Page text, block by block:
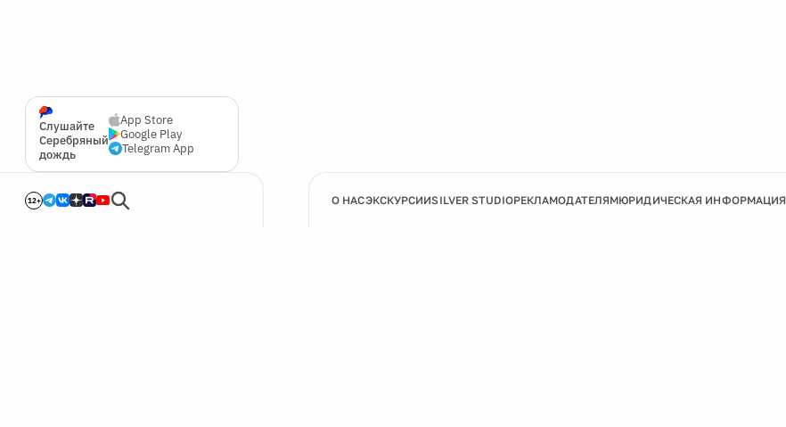
Слушайте
Серебряный
дождь
App Store
Google Play
Telegram App
12+ О НАСЭКСКУРСИИSILVER STUDIOРЕКЛАМОДАТЕЛЯМЮРИДИЧЕСКАЯ ИНФОРМАЦИЯ